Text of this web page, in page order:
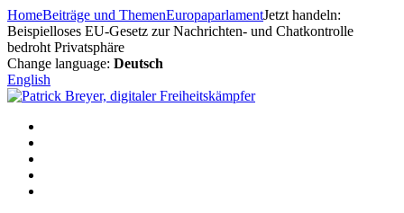
Zum
Inhalt
springen
HomeBeiträge und ThemenEuropaparlamentJetzt handeln:
Beispielloses EU-Gesetz zur Nachrichten- und Chatkontrolle
bedroht Privatsphäre
Change language: Deutsch
English